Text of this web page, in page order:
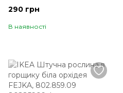
290 грн
В наявності